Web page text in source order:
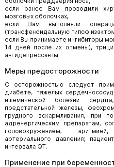
если ранее Вам проводили
мозговых оболочках,
если Вам выполняли
(трансфеноидальную гипоф
если Вы принимаете ингибиторы
14 дней после их отмены),
антидепрессанты.
Меры предосторожности
С осторожностью следует
диабете, тяжелых
ишемической болезни
предстательной железы,
грудного вскармливания, при
адренергическим препаратам,
головокружением,
артериального давления;
интервала QT.
Применение при